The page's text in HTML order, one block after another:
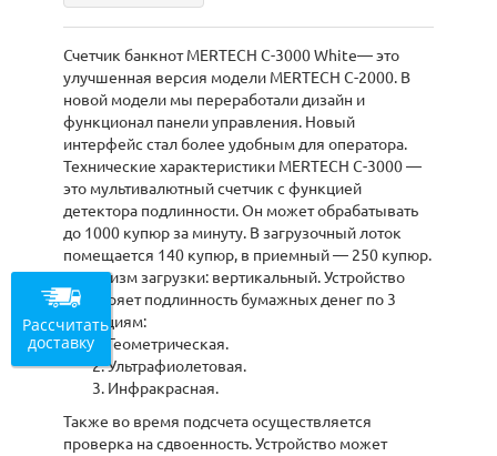
Счетчик банкнот MERTECH C-3000 White— это
улучшенная версия модели MERTECH C-2000. В
новой модели мы переработали дизайн и
функционал панели управления. Новый
интерфейс стал более удобным для оператора.
Технические характеристики MERTECH C-3000 —
это мультивалютный счетчик с функцией
детектора подлинности. Он может обрабатывать
до 1000 купюр за минуту. В загрузочный лоток
помещается 140 купюр, в приемный — 250 купюр.
Механизм загрузки: вертикальный. Устройство
проверяет подлинность бумажных денег по 3
детекциям:
Геометрическая.
Ультрафиолетовая.
Инфракрасная.
Также во время подсчета осуществляется
проверка на сдвоенность. Устройство может
Рассчитать
доставку